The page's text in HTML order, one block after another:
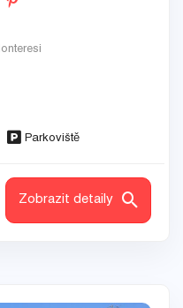
Parkoviště
Zobrazit detaily